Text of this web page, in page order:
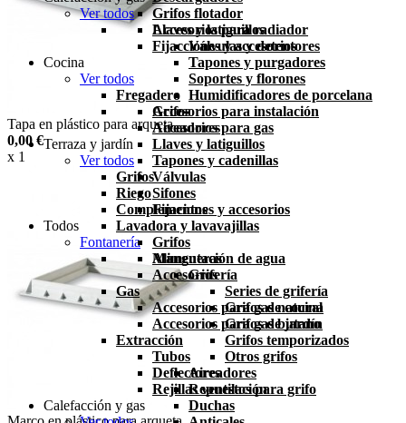
Grifos flotador
Llaves y latiguillos
Fijacciones y accesorios
Cocina
Ver todos
Fregadero
Grifos
Aireadores
Llaves y latiguillos
Tapones y cadenillas
Válvulas
Sifones
Fijaciones y accesorios
Lavadora y lavavajillas
Grifos
Mangueras
Accesorios
Gas
Accesorios para gas natural
Accesorios para gas butano
Extracción
Tubos
Deflectores
Rejillas ventilación
Calefacción y gas
Ver todos
Accesorios para radiador
Válvulas y detentores
Tapones y purgadores
Soportes y florones
Humidificadores de porcelana
Accesorios para instalación
Accesorios para gas
Terraza y jardín
Ver todos
Grifos
Riego
Complementos
Todos
Fontanería
Alimentación de agua
Grifería
Series de grifería
Grifos de cocina
Grifos de jardín
Grifos temporizados
Otros grifos
Aireadores
Repuestos para grifo
Duchas
Tapa en plástico para arqueta
0,00 €
x 1